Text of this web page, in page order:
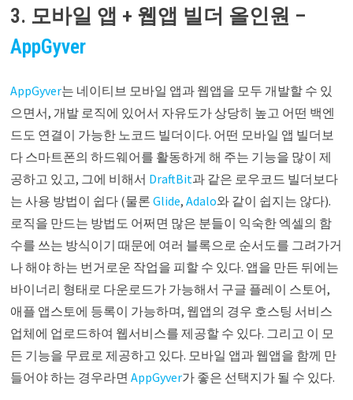
3. 모바일 앱 + 웹앱 빌더 올인원 –
AppGyver
AppGyver는 네이티브 모바일 앱과 웹앱을 모두 개발할 수 있
으면서, 개발 로직에 있어서 자유도가 상당히 높고 어떤 백엔
드도 연결이 가능한 노코드 빌더이다. 어떤 모바일 앱 빌더보
다 스마트폰의 하드웨어를 활동하게 해 주는 기능을 많이 제
공하고 있고, 그에 비해서 DraftBit과 같은 로우코드 빌더보다
는 사용 방법이 쉽다 (물론Glide,Adalo와 같이 쉽지는 않다).
로직을 만드는 방법도 어쩌면 많은 분들이 익숙한 엑셀의 함
수를 쓰는 방식이기 때문에 여러 블록으로 순서도를 그려가거
나 해야 하는 번거로운 작업을 피할 수 있다. 앱을 만든 뒤에는
바이너리 형태로 다운로드가 가능해서 구글 플레이 스토어,
애플 앱스토에 등록이 가능하며, 웹앱의 경우 호스팅 서비스
업체에 업로드하여 웹서비스를 제공할 수 있다. 그리고 이 모
든 기능을 무료로 제공하고 있다. 모바일 앱과 웹앱을 함께 만
들어야 하는 경우라면AppGyver가 좋은 선택지가 될 수 있다.